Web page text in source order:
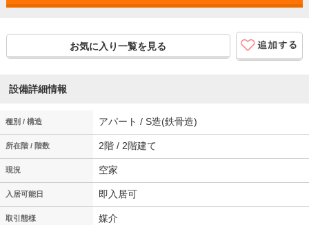
お気に入り一覧を見る
設備詳細情報
種別 / 構造 アパート / S造(鉄骨造)
所在階 / 階数 2階 / 2階建て
現況 空家
入居可能日 即入居可
取引態様 媒介